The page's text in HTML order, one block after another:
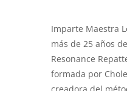
Imparte Maestra
más de 25 años
Resonance
formada por